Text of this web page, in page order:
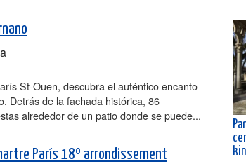
St-Ouen, descubra el auténtico encanto
Detrás de la fachada histórica, 86
alrededor de un patio donde se puede...
París 18º arrondissement